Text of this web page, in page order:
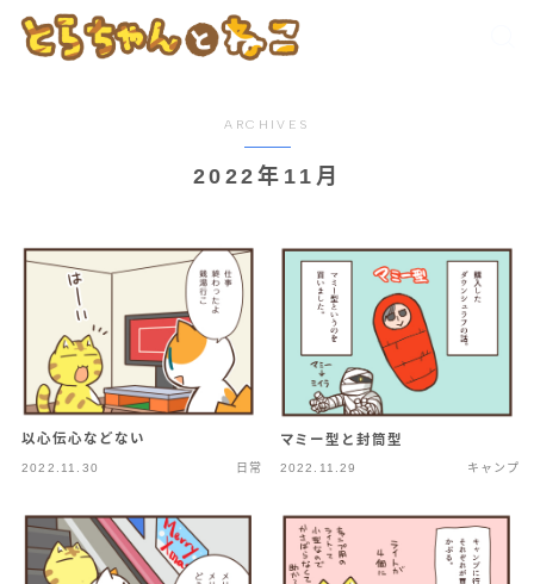
ARCHIVES
2022年11月
以心伝心などない
2022.11.30 日常
マミー型と封筒型
2022.11.29 キャンプ